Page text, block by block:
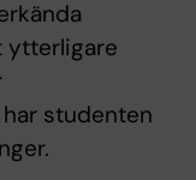
ytterligare
studenten